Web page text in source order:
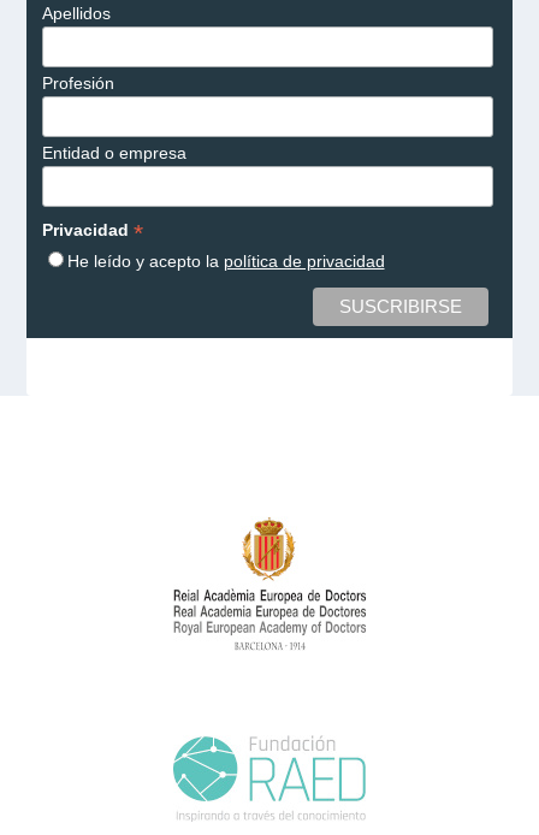
Apellidos
Profesión
Entidad o empresa
Privacidad *
He leído y acepto la política de privacidad